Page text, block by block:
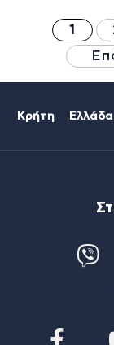
1
Κρήτη Ελλάδα